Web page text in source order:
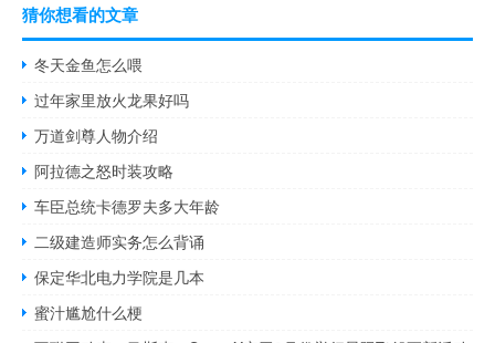
猜你想看的文章
冬天金鱼怎么喂
过年家里放火龙果好吗
万道剑尊人物介绍
阿拉德之怒时装攻略
车臣总统卡德罗夫多大年龄
二级建造师实务怎么背诵
保定华北电力学院是几本
蜜汁尴尬什么梗